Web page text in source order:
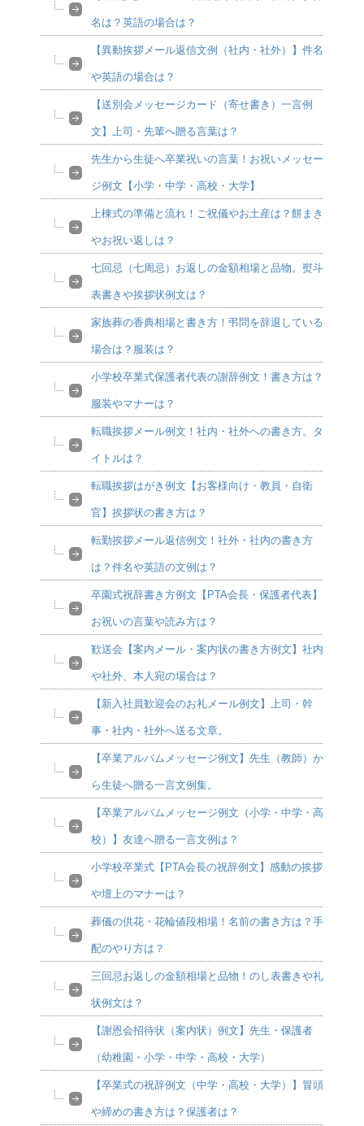
名は？英語の場合は？
【異動挨拶メール返信文例（社内・社外）】件名
や英語の場合は？
【送別会メッセージカード（寄せ書き）一言例
文】上司・先輩へ贈る言葉は？
先生から生徒へ卒業祝いの言葉！お祝いメッセー
ジ例文【小学・中学・高校・大学】
上棟式の準備と流れ！ご祝儀やお土産は？餅まき
やお祝い返しは？
七回忌（七周忌）お返しの金額相場と品物。熨斗
表書きや挨拶状例文は？
家族葬の香典相場と書き方！弔問を辞退している
場合は？服装は？
小学校卒業式保護者代表の謝辞例文！書き方は？
服装やマナーは？
転職挨拶メール例文！社内・社外への書き方。タ
イトルは？
転職挨拶はがき例文【お客様向け・教員・自衛
官】挨拶状の書き方は？
転勤挨拶メール返信例文！社外・社内の書き方
は？件名や英語の文例は？
卒園式祝辞書き方例文【PTA会長・保護者代表】
お祝いの言葉や読み方は？
歓送会【案内メール・案内状の書き方例文】社内
や社外、本人宛の場合は？
【新入社員歓迎会のお礼メール例文】上司・幹
事・社内・社外へ送る文章。
【卒業アルバムメッセージ例文】先生（教師）か
ら生徒へ贈る一言文例集。
【卒業アルバムメッセージ例文（小学・中学・高
校）】友達へ贈る一言文例は？
小学校卒業式【PTA会長の祝辞例文】感動の挨拶
や壇上のマナーは？
葬儀の供花・花輪値段相場！名前の書き方は？手
配のやり方は？
三回忌お返しの金額相場と品物！のし表書きや礼
状例文は？
【謝恩会招待状（案内状）例文】先生・保護者
（幼稚園・小学・中学・高校・大学）
【卒業式の祝辞例文（中学・高校・大学）】冒頭
や締めの書き方は？保護者は？